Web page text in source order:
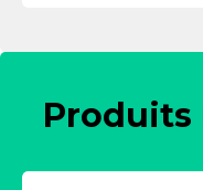
Produits